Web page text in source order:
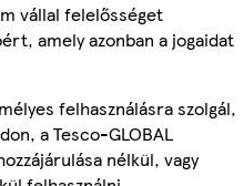
vállal felelősséget
amely azonban a jogaidat
felhasználásra szolgál,
a Tesco-GLOBAL
nélkül, vagy